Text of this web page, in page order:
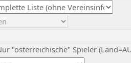
"österreichische" Spieler